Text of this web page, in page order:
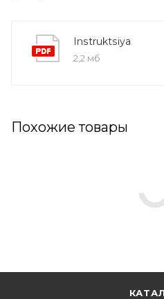
Instruktsiya
2,2 мб
Похожие товары